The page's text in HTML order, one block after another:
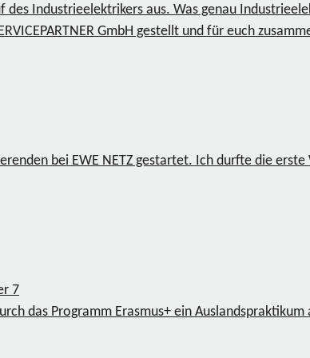
des Industrieelektrikers aus. Was genau
GmbH gestellt und für euch
bei EWE NETZ gestartet. Ich durfte die
7
das Programm Erasmus+ ein